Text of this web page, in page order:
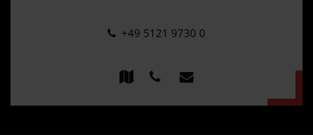
+49 5121 9730 0